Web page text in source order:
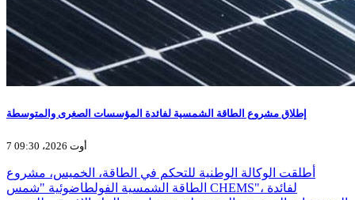
إطلاق مشروع الطاقة الشمسية لفائدة المؤسسات الصغرى والمتوسطة
7 أوت 2026، 09:30
أطلقت الوكالة الوطنية للتحكم في الطاقة، الخميس، مشروع
الطاقة الشمسية الفولطاضوئية "شمس CHEMS"، لفائدة